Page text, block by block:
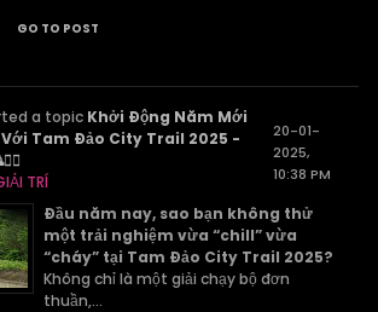
GO TO POST
a topic Khởi Động Năm Mới
Với Tam Đảo City Trail 2025 -
TRÍ
20-01-
2025,
10:38 PM
Đầu năm nay, sao bạn không thử
một trải nghiệm vừa “chill” vừa
“cháy” tại Tam Đảo City Trail 2025?
Không chỉ là một giải chạy bộ đơn
thuần,...